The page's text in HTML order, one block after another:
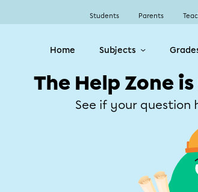
Students Parents
Home Subjects
The Help Zone
See if your question